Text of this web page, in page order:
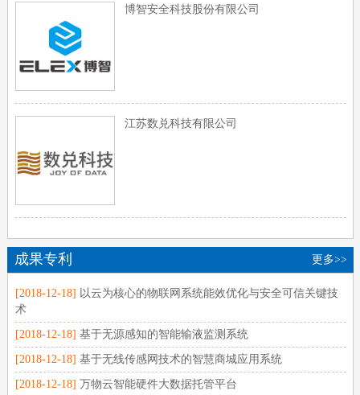
博智安全科技股份有限公司
江苏数兑科技有限公司
成果专利 更多>>
[2018-12-18] 以云为核心的物联网系统能效优化与安全可信关键技
术
[2018-12-18] 基于无源感知的智能输液监测系统
[2018-12-18] 基于无线传感网技术的智慧商城应用系统
[2018-12-18] 万物云智能硬件大数据托管平台